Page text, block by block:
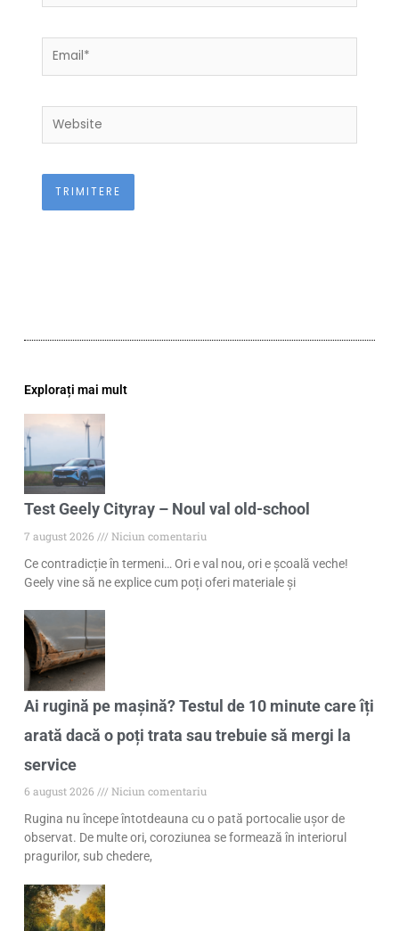
Email*
Website
Explorați mai mult
Test Geely Cityray – Noul val old-school
7 august 2026
Niciun comentariu
Ce contradicție în termeni… Ori e val nou, ori e școală veche!
Geely vine să ne explice cum poți oferi materiale și
Ai rugină pe mașină? Testul de 10 minute care îți
arată dacă o poți trata sau trebuie să mergi la
service
6 august 2026
Niciun comentariu
Rugina nu începe întotdeauna cu o pată portocalie ușor de
observat. De multe ori, coroziunea se formează în interiorul
pragurilor, sub chedere,